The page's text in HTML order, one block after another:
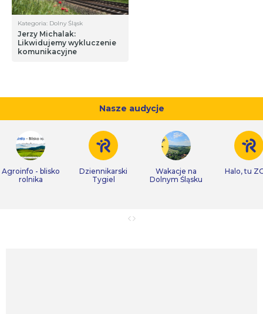
Kategoria: Dolny Śląsk
Jerzy Michalak:
Likwidujemy wykluczenie
komunikacyjne
Nasze audycje
Agroinfo - blisko
rolnika
Dziennikarski
Tygiel
Wakacje na
Dolnym Śląsku
Halo, tu